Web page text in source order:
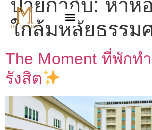
ป้ายกำกับ: หาห้
ใกล้มหลัยธรรม
The Moment ที่พักท
รังสิต